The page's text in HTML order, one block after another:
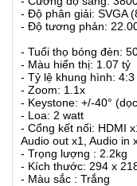
- Độ phân giải:
- Độ
- Tuổi thọ bóng đèn:
- Màu
- Tỷ lệ khung hình: 4:3
- Zoom: 1.1x
- Keystone: +/-40°
- Loa: 2 watt
- Cổng kết nối: HDMI
Audio out x1, Audio in
- Trọng lượng : 2.2kg
- Kích thước: 294 x
- Màu sắc : Trắng